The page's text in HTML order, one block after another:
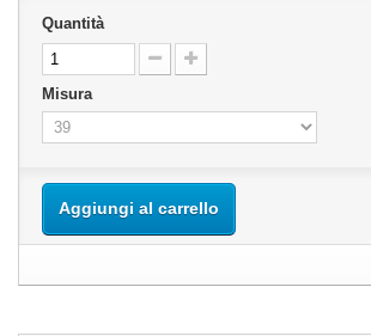
Quantità
Misura
Aggiungi al carrello